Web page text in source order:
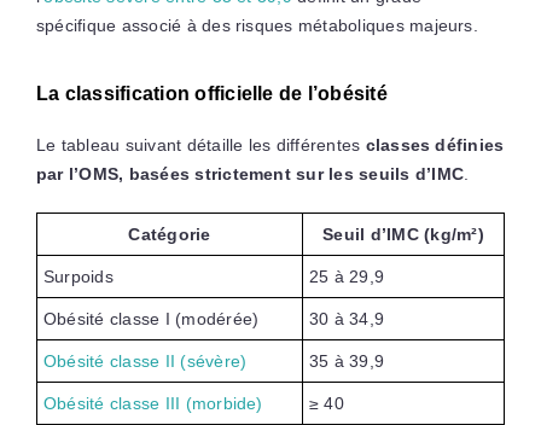
spécifique associé à des risques métaboliques majeurs.
La classification officielle de l’obésité
Le tableau suivant détaille les différentes classes définies
par l’OMS, basées strictement sur les seuils d’IMC.
Catégorie Seuil d’IMC (kg/m²)
Surpoids 25 à 29,9
Obésité classe I (modérée) 30 à 34,9
Obésité classe II (sévère) 35 à 39,9
Obésité classe III (morbide) ≥ 40